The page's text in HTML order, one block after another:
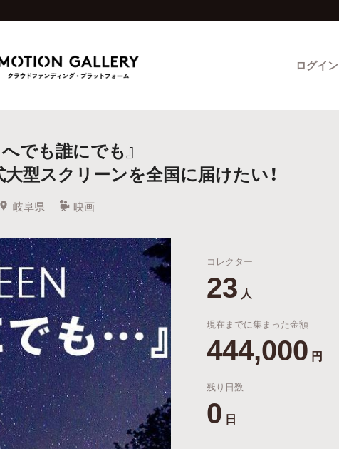
ログイン
新着プロジェクト 終了間近のプロジェクト
Feature
ュレーターから探す 特集から探す
Legendary
ト 調達額が大きいプロジェクト
へでも誰にでも』
型スクリーンを全国に届けたい！
岐阜県 映画
コレクター
23 人
現在までに集まった金額
444,000 円
残り日数
0 日